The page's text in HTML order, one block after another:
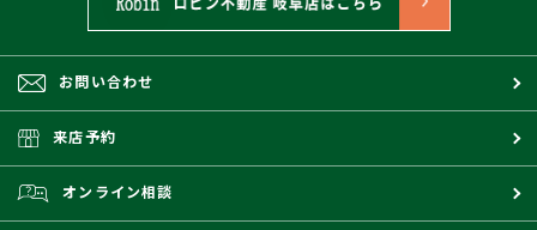
お問い合わせ
来店予約
オンライン相談